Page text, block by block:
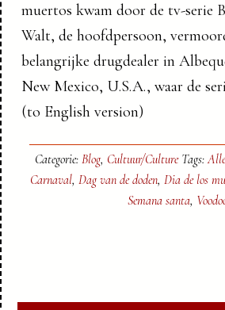
muertos kwam door de tv-serie
Walt, de hoofdpersoon,
belangrijke drugdealer in
New Mexico, U.S.A., waar de
(to English version)
Categorie:Blog, Cultuur/Culture Tags:
Carnaval,Dag van de doden,Dia de los
Semana santa,